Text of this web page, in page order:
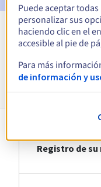
Ver
Registro de
Puede aceptar
personalizar sus
haciendo clic en el
accesible al pie de
Para más
de información y